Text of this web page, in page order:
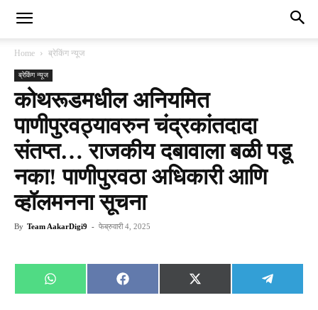
Home ब्रेकिंग न्यूज
ब्रेकिंग न्यूज
कोथरूडमधील अनियमित
पाणीपुरवठ्यावरुन चंद्रकांतदादा
संतप्त… राजकीय दबावाला बळी पडू
नका! पाणीपुरवठा अधिकारी आणि
व्हॉलमनना सूचना
By Team AakarDigi9 - फेब्रुवारी 4, 2025
Share
on
WhatsApp
Share
on
Facebook
Share
on
X
(Twitter)
Share
on